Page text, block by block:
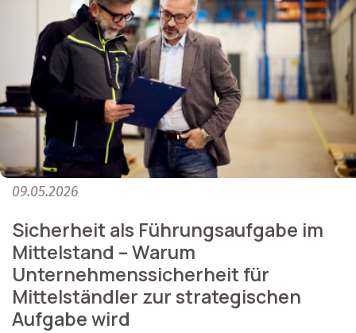
09.05.2026
Sicherheit als Führungsaufgabe im
Mittelstand – Warum
Unternehmenssicherheit für
Mittelständler zur strategischen
Aufgabe wird